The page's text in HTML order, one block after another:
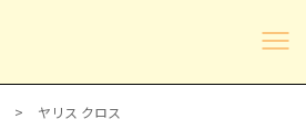
ヤリス クロス